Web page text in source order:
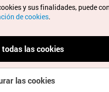
de Corea. Todos los
relacionadas con el
correoelectrónico oficial:
y sus finalidades, puede
de cookies.
las cookies
las cookies